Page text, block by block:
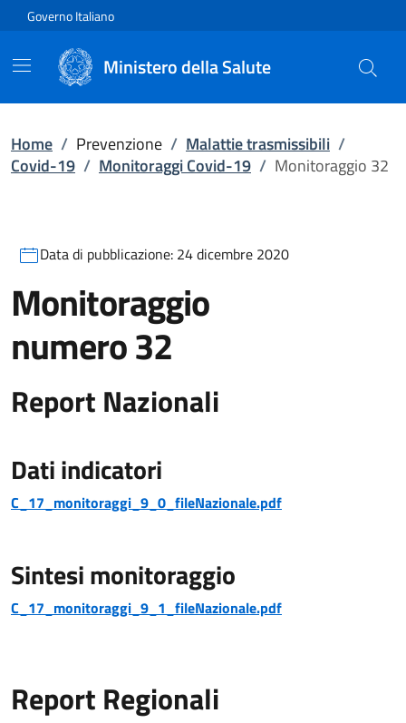
Vai direttamente al contenuto
Governo Italiano
Ministero della Salute
Home / Prevenzione / Malattie trasmissibili /
Covid-19 / Monitoraggi Covid-19 / Monitoraggio 32
Data di pubblicazione: 24 dicembre 2020
Monitoraggio
numero32
Report Nazionali
Dati indicatori
C_17_monitoraggi_9_0_fileNazionale.pdf
Sintesi monitoraggio
C_17_monitoraggi_9_1_fileNazionale.pdf
Report Regionali